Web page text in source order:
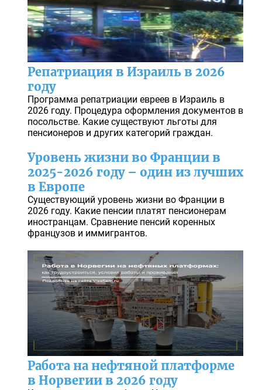
Репатриация в Израиль в 2026
году
Программа репатриации евреев в Израиль в
2026 году. Процедура оформления документов в
посольстве. Какие существуют льготы для
пенсионеров и других категорий граждан.
Уровень жизни во Франции в
2025-2026 году – один из лучших
в Европе
Существующий уровень жизни во Франции в
2026 году. Какие пенсии платят пенсионерам
иностранцам. Сравнение пенсий коренных
французов и иммигрантов.
Работа на нефтяной платформе
в Норвегии в 2026 году